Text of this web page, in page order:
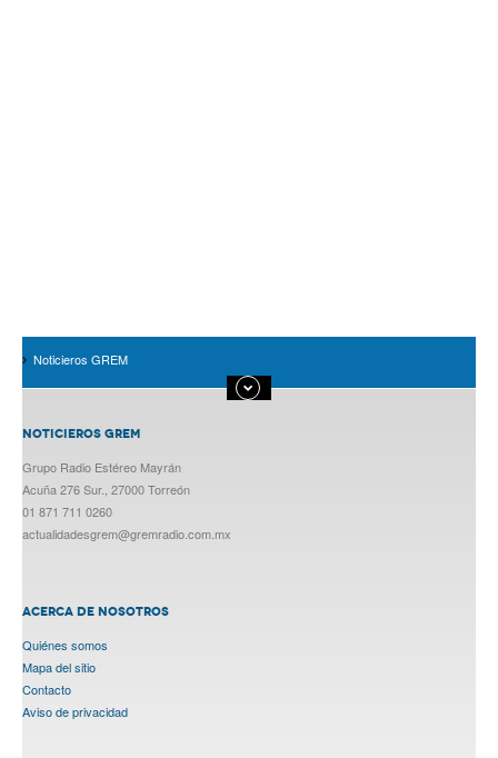
Noticieros GREM
NOTICIEROS GREM
Grupo Radio Estéreo Mayrán
Acuña 276 Sur., 27000 Torreón
01 871 711 0260
actualidadesgrem@gremradio.com.mx
ACERCA DE NOSOTROS
Quiénes somos
Mapa del sitio
Contacto
Aviso de privacidad